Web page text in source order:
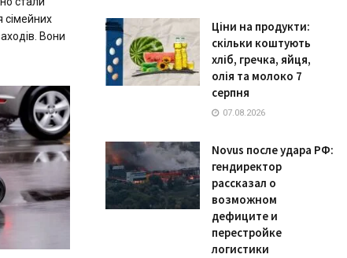
Вони
Ціни на продукти:
скільки коштують
хліб, гречка, яйця,
олія та молоко 7
серпня
07.08.2026
Novus после удара РФ:
гендиректор
рассказал о
возможном
дефиците и
перестройке
логистики